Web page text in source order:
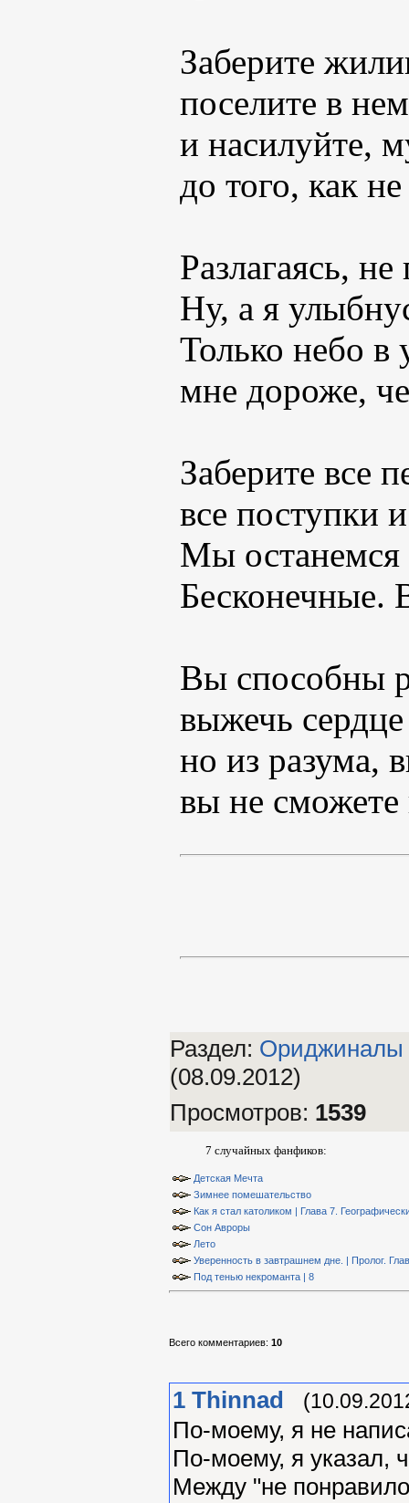
Заберите
поселите в
и насилуйте,
до того, как
Разлагаясь,
Ну, а я
Только небо в
мне дороже,
Заберите все
все поступки
Мы останемся
Бесконечные.
Вы способны
выжечь
но из разума,
вы не сможете
Раздел: Ориджиналы
(08.09.2012)
Просмотров: 1539
7 случайных фанфиков:
Детская Мечта
Зимнее помешательство
Как я стал католиком | Глава 7.
Сон Авроры
Лето
Уверенность в завтрашнем дне. | Пролог.
Под тенью некроманта | 8
Всего комментариев: 10
1 Thinnad
По-моему, я не
По-моему, я указал,
Между "не